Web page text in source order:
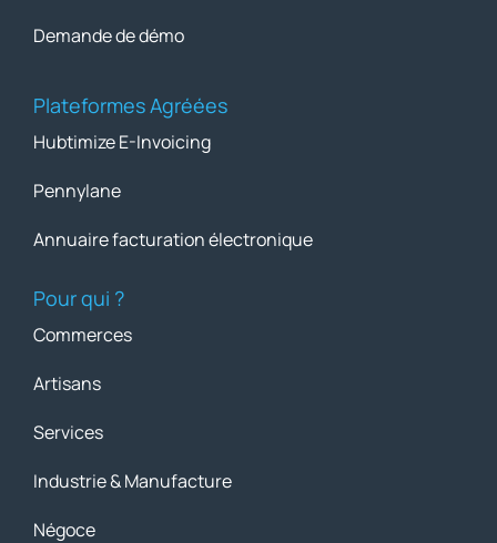
Demande de démo
Plateformes Agréées
Hubtimize E-Invoicing
Pennylane
Annuaire facturation électronique
Pour qui ?
Commerces
Artisans
Services
Industrie & Manufacture
Négoce